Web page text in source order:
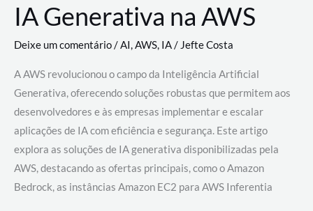
IA Generativa na AWS
Deixe um comentário/AI,AWS, IA/Jefte Costa
A AWS revolucionou o campo da Inteligência Artificial
Generativa, oferecendo soluções robustas que permitem aos
desenvolvedores e às empresas implementar e escalar
aplicações de IA com eficiência e segurança. Este artigo
explora as soluções de IA generativa disponibilizadas pela
AWS, destacando as ofertas principais, como o Amazon
Bedrock, as instâncias Amazon EC2 para AWS Inferentia